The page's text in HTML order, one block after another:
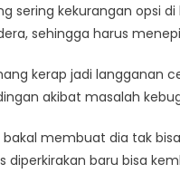
sering kekurangan opsi
sehingga harus
kerap jadi langganan
akibat masalah
bakal membuat dia tak
baru bisa